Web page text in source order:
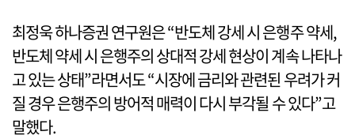
최정욱 하나증권 연구원은 “반도체 강세 시 은행주 약세,
반도체 약세 시 은행주의 상대적 강세 현상이 계속 나타나
고 있는 상태”라면서도 “시장에 금리와 관련된 우려가 커
질 경우 은행주의 방어적 매력이 다시 부각될 수 있다”고
말했다.